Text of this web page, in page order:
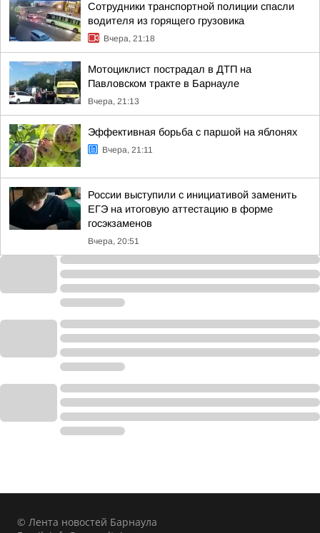
Сотрудники транспортной полиции спасли
водителя из горящего грузовика
Вчера, 21:18
Мотоциклист пострадал в ДТП на
Павловском тракте в Барнауле
Вчера, 21:13
Эффективная борьба с паршой на яблонях
Вчера, 21:11
России выступили с инициативой заменить
ЕГЭ на итоговую аттестацию в форме
госэкзаменов
Вчера, 20:51
© Лента новостей Барнаула